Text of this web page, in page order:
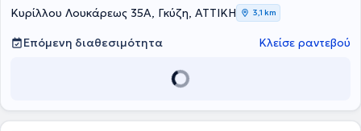
αιματολογικό ιατρείο στο ΓΝΑ Γ.Γεννηματάς από το 2019 έως και το
2025, όπου ειδικεύτηκε σε παθήσεις όπως το λέμφωμα, το
πολλαπλούν μυέλωμα, η λευχαιμία, το μυελοδυσπλαστικό
νεόπλασμα κ.α. Ειδικεύτηκε στη θρομβοφιλία και την αιμορραγική
και στην αιματολογία της κύησης, καθέξιν αποβολές ,
Αναιμίας στο ΓΝΑ Λαϊκό και εκπαιδεύτηκε στη Μεταμόσχευση
Κυρίλλου Λουκάρεως 35Α, Γκύζη, ΑΤΤΙΚΗ 3,1 km
Επόμενη διαθεσιμότητα Κλείσε ραντεβού